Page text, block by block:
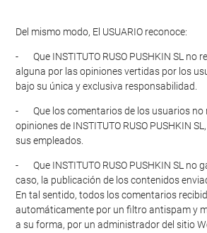
Del mismo modo, El USUARIO reconoce:
- Que INSTITUTO RUSO PUSHKIN SL no
alguna por las opiniones vertidas por los
bajo su única y exclusiva responsabilidad.
- Que los comentarios de los usuarios no
opiniones de INSTITUTO RUSO PUSHKIN
sus empleados.
- Que INSTITUTO RUSO PUSHKIN SL no
caso, la publicación de los contenidos
En tal sentido, todos los comentarios
automáticamente por un filtro antispam y
a su forma, por un administrador del sitio